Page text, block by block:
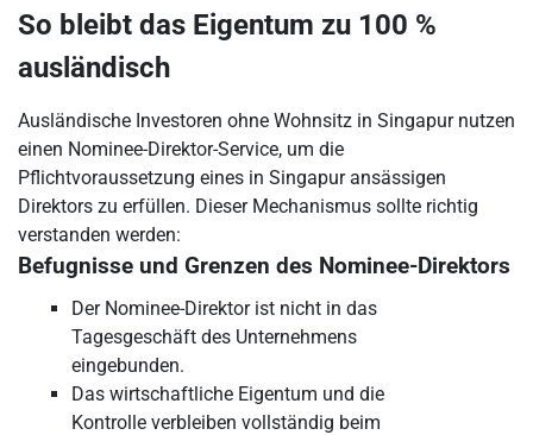
So bleibt das Eigentum zu 100 %
ausländisch
Ausländische Investoren ohne Wohnsitz in Singapur nutzen
einen Nominee-Direktor-Service, um die
Pflichtvoraussetzung eines in Singapur ansässigen
Direktors zu erfüllen. Dieser Mechanismus sollte richtig
verstanden werden:
Befugnisse und Grenzen des Nominee-Direktors
Der Nominee-Direktor ist nicht in das
Tagesgeschäft des Unternehmens
eingebunden.
Das wirtschaftliche Eigentum und die
Kontrolle verbleiben vollständig beim